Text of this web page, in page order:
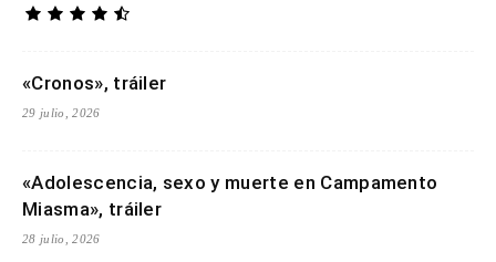
«Cronos», tráiler
29 julio, 2026
«Adolescencia, sexo y muerte en Campamento
Miasma», tráiler
28 julio, 2026